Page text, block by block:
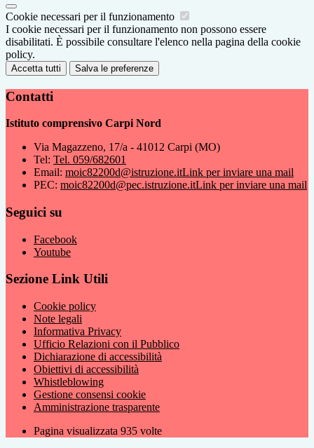
Cookie necessari per il funzionamento
I cookie necessari per il funzionamento non possono essere
disabilitati. È possibile consultare l'elenco nella pagina della cookie
policy.
Accetta tutti Salva le preferenze
Contatti
Istituto comprensivo Carpi Nord
Via Magazzeno, 17/a - 41012 Carpi (MO)
Tel: Tel. 059/682601
Email: moic82200d@istruzione.itLink per inviare una mail
PEC: moic82200d@pec.istruzione.itLink per inviare una mail
Seguici su
Facebook
Youtube
Sezione Link Utili
Cookie policy
Note legali
Informativa Privacy
Ufficio Relazioni con il Pubblico
Dichiarazione di accessibilità
Obiettivi di accessibilità
Whistleblowing
Gestione consensi cookie
Amministrazione trasparente
Pagina visualizzata 935 volte